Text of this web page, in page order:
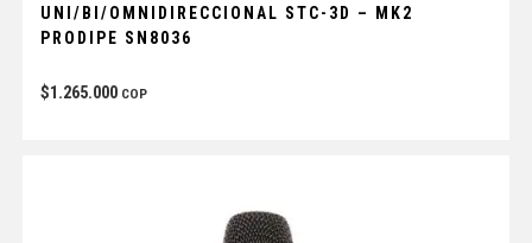
UNI/BI/OMNIDIRECCIONAL STC-3D – MK2
PRODIPE SN8036
$1.265.000 COP